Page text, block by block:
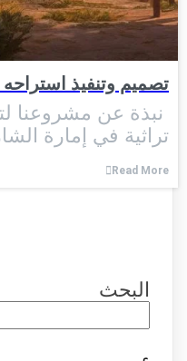
تصميم وتنفيذ استراحه
نبذة عن مشروعنا
تراثية في إمارة
Read More
البحث